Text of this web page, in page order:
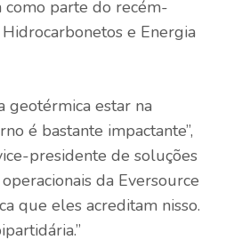
parte do recém-
e Energia
geotérmica estar na
é bastante impactante”,
presidente de soluções
da Eversource
que eles acreditam nisso.